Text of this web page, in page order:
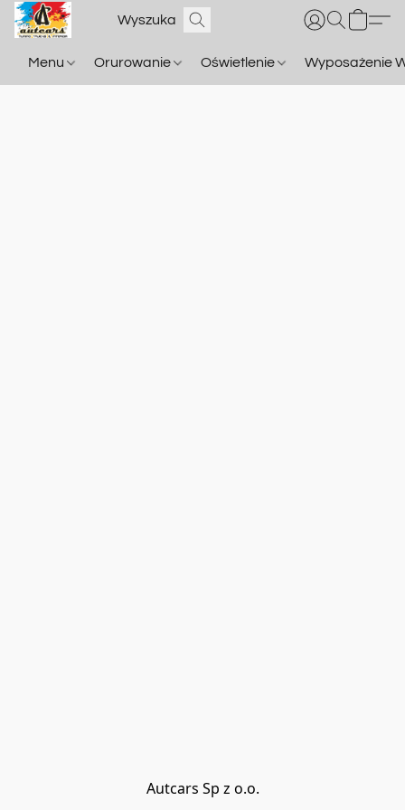
Menu Orurowanie Oświetlenie Wyposażenie
Autcars Sp z o.o.